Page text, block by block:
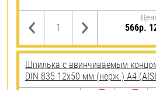
566р.
Шпилька c ввинчиваемым
DIN 835 12х50 мм (нерж.) A4